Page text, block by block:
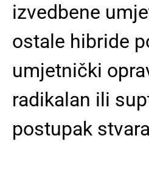
izvedbene
ostale hibride
umjetnički
radikalan ili
postupak